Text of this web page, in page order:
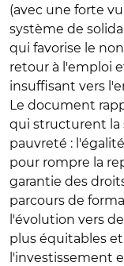
(avec une forte
système de
qui favorise le
retour à l'emploi
insuffisant vers
Le document
qui structurent la
pauvreté :
pour rompre la
garantie des
parcours de
l'évolution vers
plus équitables
l'investissement